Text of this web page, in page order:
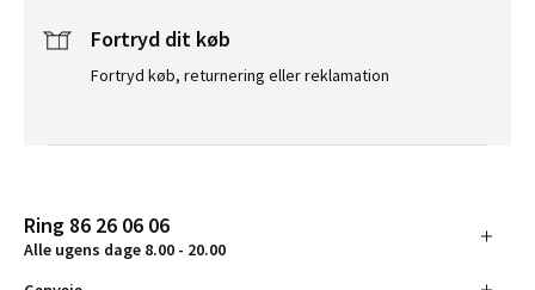
Fortryd dit køb
Fortryd køb, returnering eller reklamation
Ring 86 26 06 06
Alle ugens dage 8.00 - 20.00